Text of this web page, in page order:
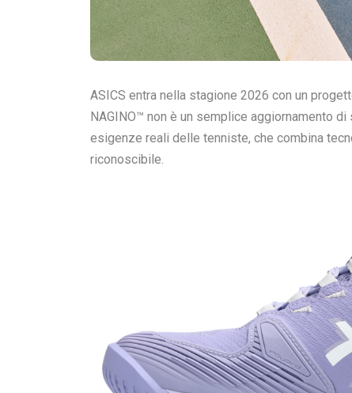
ASICS entra nella stagione 2026 con un
NAGINO™ non è un semplice aggiornamento
esigenze reali delle tenniste, che combina
riconoscibile.